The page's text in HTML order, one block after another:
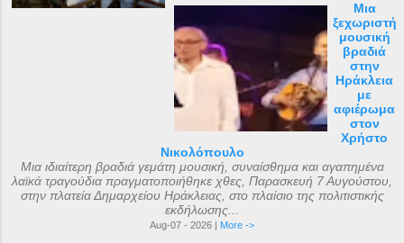
Μια
ξεχωριστή
μουσική
βραδιά
στην
Ηράκλεια
με
αφιέρωμα
στον
Χρήστο
Νικολόπουλο
Μια ιδιαίτερη βραδιά γεμάτη μουσική, συναίσθημα και αγαπημένα
λαϊκά τραγούδια πραγματοποιήθηκε χθες, Παρασκευή 7 Αυγούστου,
στην πλατεία Δημαρχείου Ηράκλειας, στο πλαίσιο της πολιτιστικής
εκδήλωσης...
Aug-07 - 2026 | More ->